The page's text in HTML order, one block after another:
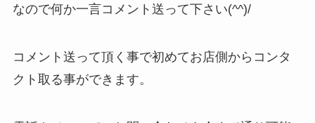
なので何か一言コメント送って下さい(^^)/
コメント送って頂く事で初めてお店側からコンタ
クト取る事ができます。